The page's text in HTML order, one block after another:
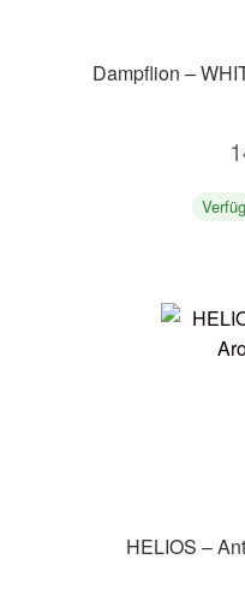
Dampflion –
HELIOS –